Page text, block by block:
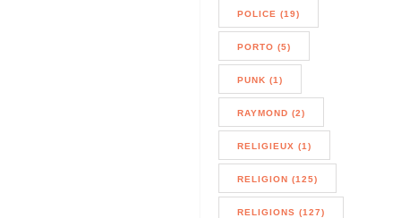
POLICE (19)
PORTO (5)
PUNK (1)
RAYMOND (2)
RELIGIEUX (1)
RELIGION (125)
RELIGIONS (127)